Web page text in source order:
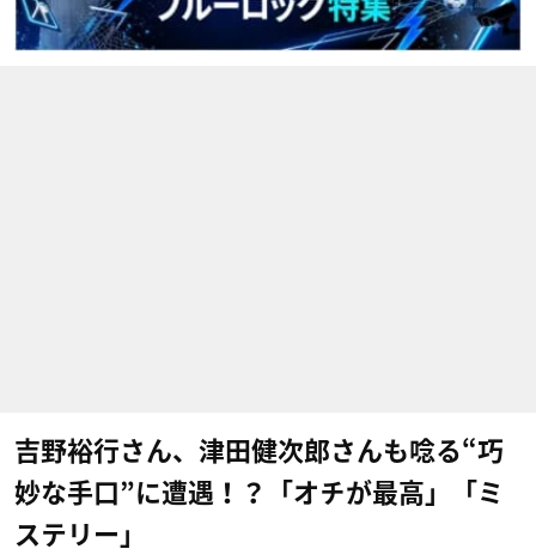
吉野裕行さん、津田健次郎さんも唸る“巧
妙な手口”に遭遇！？「オチが最高」「ミ
ステリー」